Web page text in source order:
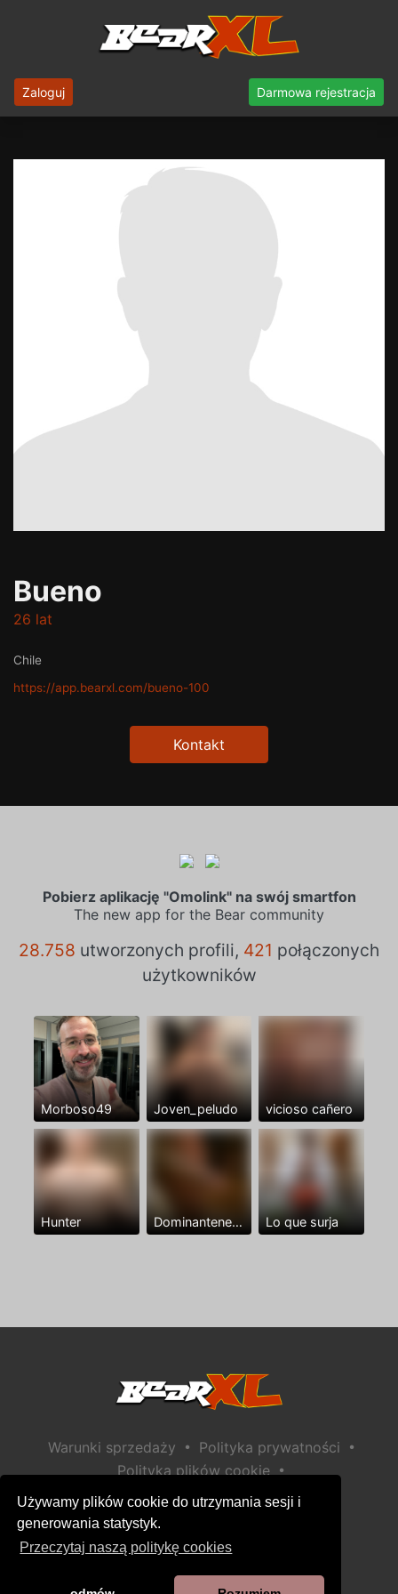
Używamy plików cookie do utrzymania sesji i
generowania statystyk.
Przeczytaj naszą politykę cookies
Zaloguj Darmowa rejestracja
Bueno
26 lat
Chile
https://app.bearxl.com/bueno-100
Kontakt
Pobierz aplikację "Omolink" na swój smartfon
The new app for the Bear community
28.758 utworzonych profili, 421 połączonych
użytkowników
Morboso49 Joven_peludo vicioso cañero
Hunter Dominantenegro ya Lo que surja
Warunki sprzedaży • Polityka prywatności •
Polityka plików cookie •
Polityka bezpieczeństwa dzieci
Pomoc / Kontakt